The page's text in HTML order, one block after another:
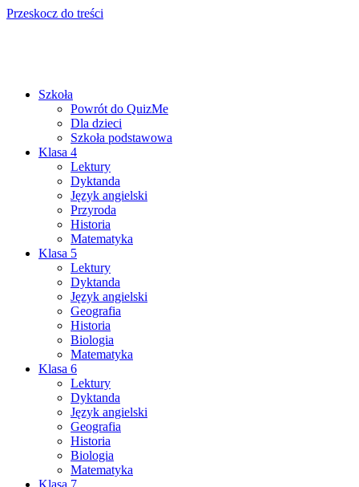
Przeskocz do treści
Szkoła
Powrót do QuizMe
Dla dzieci
Szkoła podstawowa
Klasa 4
Lektury
Dyktanda
Język angielski
Przyroda
Historia
Matematyka
Klasa 5
Lektury
Dyktanda
Język angielski
Geografia
Historia
Biologia
Matematyka
Klasa 6
Lektury
Dyktanda
Język angielski
Geografia
Historia
Biologia
Matematyka
Klasa 7